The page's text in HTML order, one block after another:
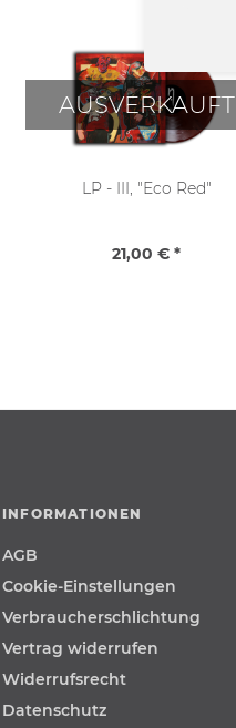
AUSVERKAUFT
LP - III, "Eco Red"
21,00 € *
INFORMATIONEN
AGB
Cookie-Einstellungen
Verbraucherschlichtung
Vertrag widerrufen
Widerrufsrecht
Datenschutz